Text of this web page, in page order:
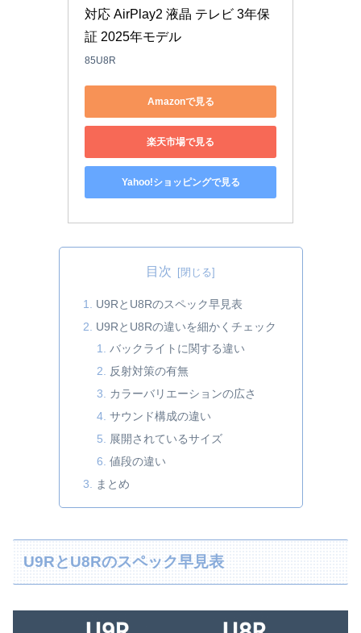
対応 AirPlay2 液晶 テレビ 3年保
証 2025年モデル
85U8R
Amazonで見る
楽天市場で見る
Yahoo!ショッピングで見る
目次
U9RとU8Rのスペック早見表
U9RとU8Rの違いを細かくチェック
バックライトに関する違い
反射対策の有無
カラーバリエーションの広さ
サウンド構成の違い
展開されているサイズ
値段の違い
まとめ
U9RとU8Rのスペック早見表